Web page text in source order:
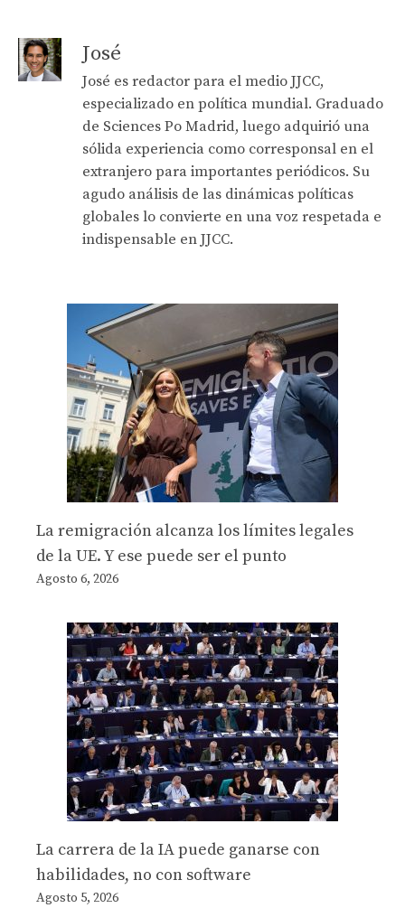
José
José es redactor para el medio JJCC,
especializado en política mundial. Graduado
de Sciences Po Madrid, luego adquirió una
sólida experiencia como corresponsal en el
extranjero para importantes periódicos. Su
agudo análisis de las dinámicas políticas
globales lo convierte en una voz respetada e
indispensable en JJCC.
La remigración alcanza los límites legales
de la UE. Y ese puede ser el punto
Agosto 6, 2026
La carrera de la IA puede ganarse con
habilidades, no con software
Agosto 5, 2026